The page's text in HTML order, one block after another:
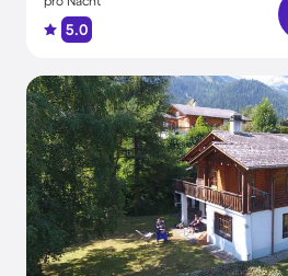
5.0